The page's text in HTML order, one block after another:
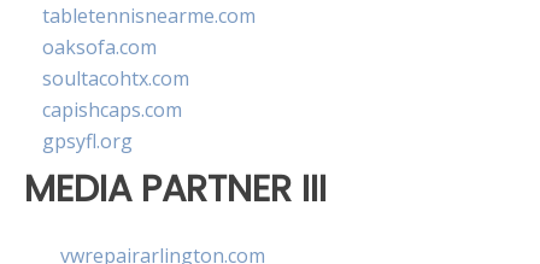
tabletennisnearme.com
oaksofa.com
soultacohtx.com
capishcaps.com
gpsyfl.org
MEDIA PARTNER III
vwrepairarlington.com